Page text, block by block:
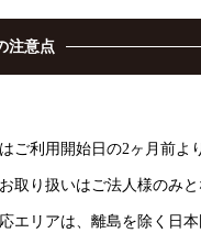
注意点
ご利用開始日の2ヶ月前よ
取り扱いはご法人様のみと
エリアは、離島を除く日本